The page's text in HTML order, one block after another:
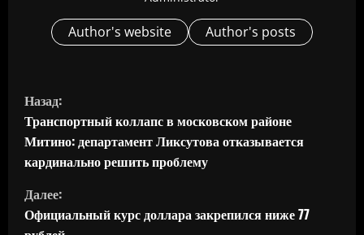
Author's website Author's posts
П
р
о
д
Назад:
Транспортный коллапс в московском районе
Митино: департамент Ликсутова отказывается
кардинально решить проблему
Далее:
Официальный курс доллара закрепился ниже 77